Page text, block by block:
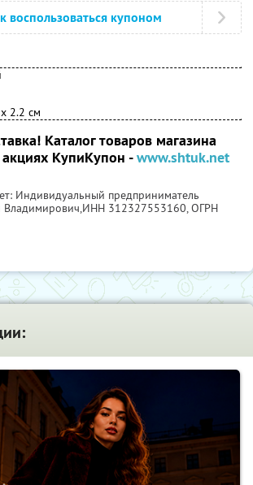
воспользоваться купоном
2.2 см
Каталог товаров магазина
КупиКупон -www.shtuk.net
Индивидуальный предприниматель
ИНН 312327553160, ОГРН